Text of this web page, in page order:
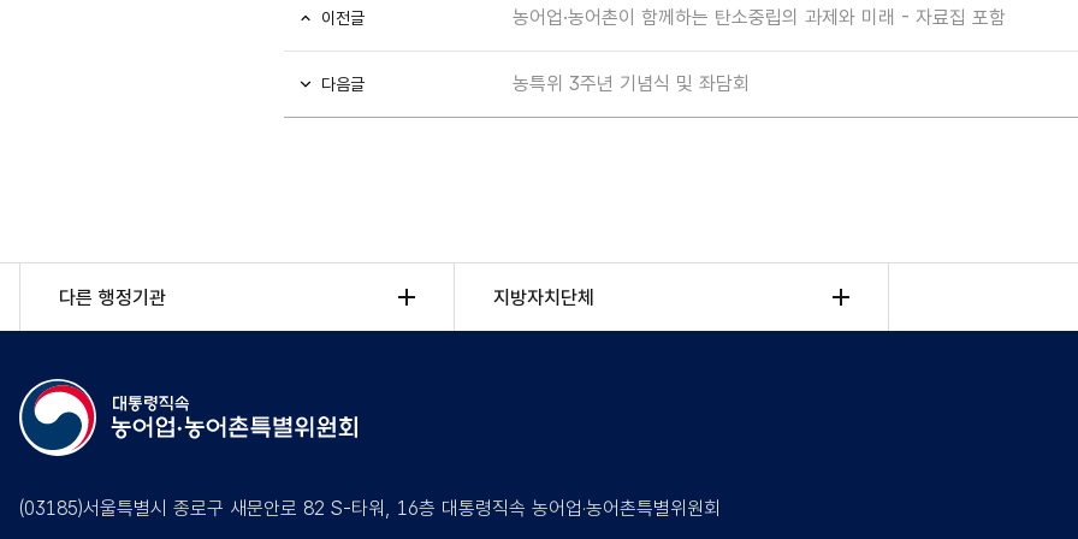
이전글 농어업·농어촌이 함께하는 탄소중립의 과제와 미래 - 자료집 포함
다음글 농특위 3주년 기념식 및 좌담회
다른 행정기관 지방자치단체
(03185)서울특별시 종로구 새문안로 82 S-타워, 16층 대통령직속 농어업·농어촌특별위원회